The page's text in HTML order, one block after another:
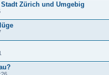
Zürich und Umgebig